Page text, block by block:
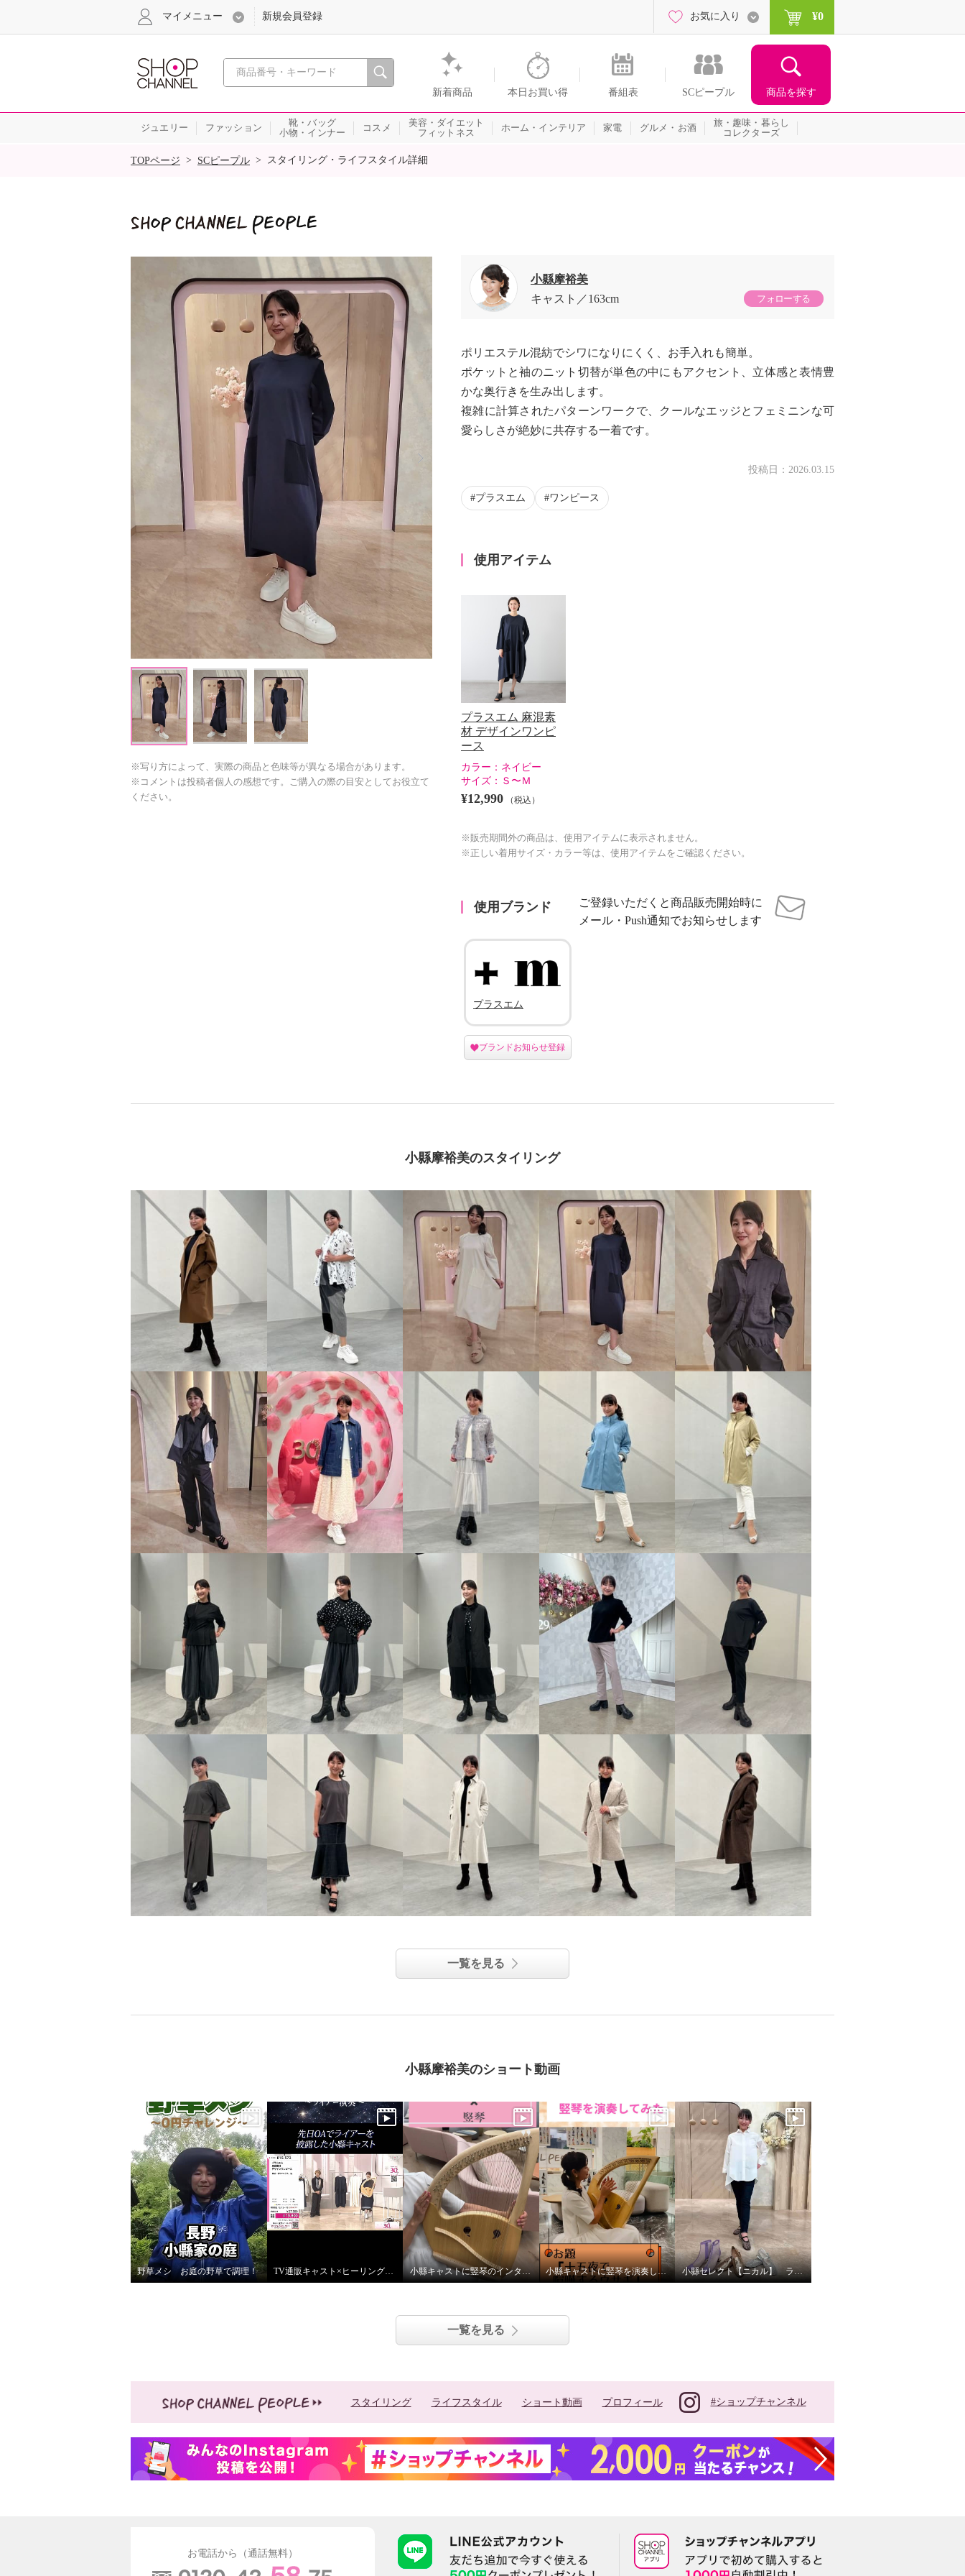
心おどる、瞬間を。通販・テレビショッピングのショップチャンネル
新着商品 本日お買い得 番組表 SCピープル 商品を探す
マイメニュー 新規会員登録 お気に入り ¥0
ジュエリー ファッション
靴・バッグ
小物・インナー
コスメ
美容・ダイエット
フィットネス
ホーム・インテリア 家電 グルメ・お酒
旅・趣味・暮らし
コレクターズ
SALE
TOPページ > SCピープル > スタイリング・ライフスタイル詳細
※写り方によって、実際の商品と色味等が異なる場合があります。
※コメントは投稿者個人の感想です。ご購入の際の目安としてお役立て
ください。
小縣摩裕美
キャスト
163cm フォローする
ポリエステル混紡でシワになりにくく、お手入れも簡単。
ポケットと袖のニット切替が単色の中にもアクセント、立体感と表情豊
かな奥行きを生み出します。
複雑に計算されたパターンワークで、クールなエッジとフェミニンな可
愛らしさが絶妙に共存する一着です。
投稿日： 2026.03.15
プラスエム ワンピース
使用アイテム
プラスエム 麻混素
材 デザインワンピ
ース
カラー： ネイビー
サイズ： Ｓ〜Ｍ
¥12,990 （税込）
※販売期間外の商品は、使用アイテムに表示されません。
※正しい着用サイズ・カラー等は、使用アイテムをご確認ください。
使用ブランド
ご登録いただくと商品販売開始時に
メール・Push通知でお知らせします
プラスエム
ブランドお知らせ登録
小縣摩裕美のスタイリング
一覧を見る
小縣摩裕美のショート動画
野草メシ お庭の野草で調理！ TV通販キャスト×ヒーリング ライアー演奏 小縣キャストに竪琴のインタビューをしました 小縣キャストに竪琴を演奏してもらいました 小縣セレクト【ニカル】 ラインナップ！
一覧を見る
スタイリング ライフスタイル ショート動画 プロフィール #ショップチャンネル
お電話から（通話無料）